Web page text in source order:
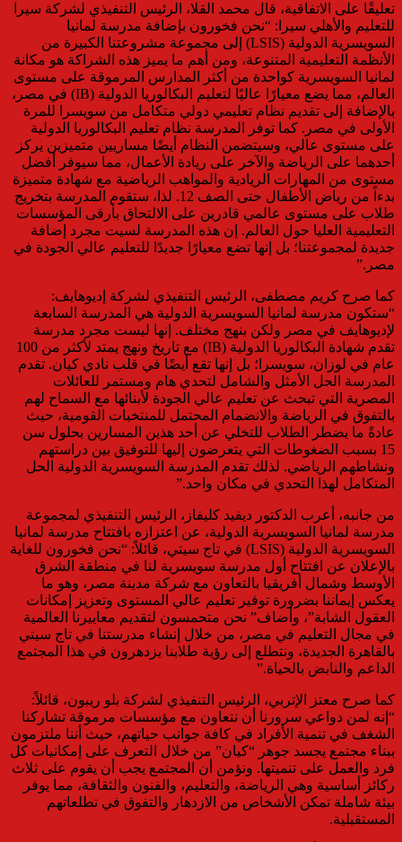
تعليقًا على الاتفاقية، قال محمد القلا، الرئيس التنفيذي لشركة سيرا
للتعليم والأهلي سيرا: “نحن فخورون بإضافة مدرسة لمانيا
السويسرية الدولية (LSIS) إلى مجموعة مشروعتنا الكبيرة من
الأنظمة التعليمية المتنوعة، ومن أهم ما يميز هذه الشراكة هو مكانة
لمانيا السويسرية كواحدة من أكثر المدارس المرموقة على مستوى
العالم، مما يضع معيارًا عاليًا لتعليم البكالوريا الدولية (IB) في مصر،
بالإضافة إلى تقديم نظام تعليمي دولي متكامل من سويسرا للمرة
الأولى في مصر. كما توفر المدرسة نظام تعليم البكالوريا الدولية
على مستوى عالي، وسيتضمن النظام أيضًا مساريين متميزين يركز
أحدهما على الرياضة والآخر على ريادة الأعمال، مما سيوفر أفضل
مستوى من المهارات الريادية والمواهب الرياضية مع شهادة متميزة
بدءاً من رياض الأطفال حتى الصف 12. لذا، ستقوم المدرسة بتخريج
طلاب على مستوى عالمي قادرين على الالتحاق بأرقى المؤسسات
التعليمية العليا حول العالم. إن هذه المدرسة لسيت مجرد إضافة
جديدة لمجموعتنا؛ بل إنها تضع معيارًا جديدًا للتعليم عالي الجودة في
مصر.”
كما صرح كريم مصطفى، الرئيس التنفيذي لشركة إديوهايف:
“ستكون مدرسة لمانيا السويسرية الدولية هي المدرسة السابعة
لإديوهايف في مصر ولكن بنهج مختلف. إنها ليست مجرد مدرسة
تقدم شهادة البكالوريا الدولية (IB) مع تاريخ ونهج يمتد لأكثر من 100
عام في لوزان، سويسرا؛ بل إنها تقع أيضًا في قلب نادي كيان. تقدم
المدرسة الحل الأمثل والشامل لتحدي هام ومستمر للعائلات
المصرية التي تبحث عن تعليم عالي الجودة لأبنائها مع السماح لهم
بالتفوق في الرياضة والانضمام المحتمل للمنتخبات القومية، حيث
عادةً ما يضطر الطلاب للتخلي عن أحد هذين المسارين بحلول سن
15 بسبب الضغوطات التي يتعرضون إليها للتوفيق بين دراستهم
ونشاطهم الرياضي. لذلك تقدم المدرسة السويسرية الدولية الحل
المتكامل لهذا التحدي في مكان واحد.”
من جانبه، أعرب الدكتور ديفيد كليفاز، الرئيس التنفيذي لمجموعة
مدرسة لمانيا السويسرية الدولية، عن اعتزازه بافتتاح مدرسة لمانيا
السويسرية الدولية (LSIS) في تاج سيتي، قائلاً: “نحن فخورون للغاية
بالإعلان عن افتتاح أول مدرسة سويسرية لنا في منطقة الشرق
الأوسط وشمال أفريقيا بالتعاون مع شركة مدينة مصر، وهو ما
يعكس إيماننا بضرورة توفير تعليم عالي المستوى وتعزيز إمكانات
العقول الشابة”، وأضاف” نحن متحمسون لتقديم معاييرنا العالمية
في مجال التعليم في مصر، من خلال إنشاء مدرستنا في تاج سيتي
بالقاهرة الجديدة، ونتطلع إلى رؤية طلابنا يزدهرون في هذا المجتمع
الداعم والنابض بالحياة.”
كما صرح معتز الإتربي، الرئيس التنفيذي لشركة بلو ريبون، قائلاً:
“إنه لمن دواعي سرورنا أن نتعاون مع مؤسسات مرموقة تشاركنا
الشغف في تنمية الأفراد في كافة جوانب حياتهم، حيث أننا ملتزمون
ببناء مجتمع يجسد جوهر “كيان” من خلال التعرف على إمكانيات كل
فرد والعمل على تنميتها. ونؤمن أن المجتمع يجب أن يقوم على ثلاث
ركائز أساسية وهي الرياضة، والتعليم، والفنون والثقافة، مما يوفر
بيئة شاملة تمكن الأشخاص من الازدهار والتفوق في تطلعاتهم
المستقبلية.